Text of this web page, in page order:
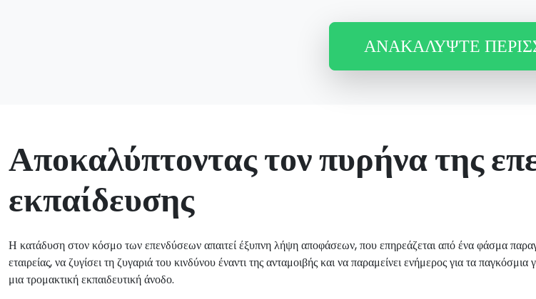
ΑΝΑΚΑΛΎΨΤΕ
Αποκαλύπτοντας τον πυρήνα της
εκπαίδευσης
Η κατάδυση στον κόσμο των επενδύσεων απαιτεί έξυπνη λήψη αποφάσεων, που επηρεάζεται από ένα φάσμα
εταιρείας, να ζυγίσει τη ζυγαριά του κινδύνου έναντι της ανταμοιβής και να παραμείνει ενήμερος για τα
μια τρομακτική εκπαιδευτική άνοδο.